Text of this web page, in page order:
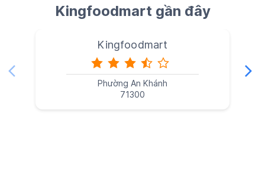
Kingfoodmart gần đây
Kingfoodmart
Phường An Khánh
71300